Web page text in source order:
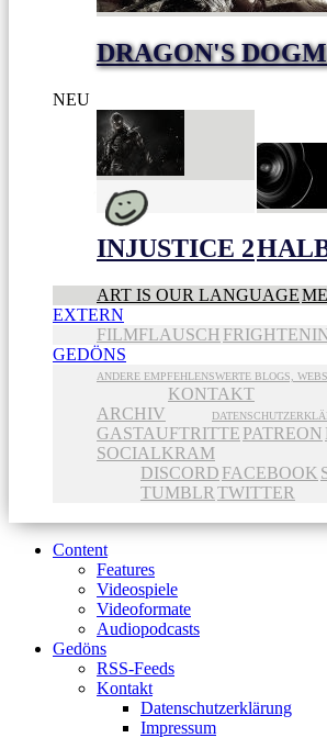
DRAGON'S
NEU
INJUSTICE 2
ART IS OUR LANGUAGE
EXTERN
FILMFLAUSCH
GEDÖNS
ANDERE EMPFEHLENSWERTE BLOGS,
ARCHIV
KONTAKT
GASTAUFTRITTE PATREON
SOCIALKRAM
DISCORD FACEBOOK
TUMBLR TWITTER
Content
Features
Videospiele
Videoformate
Audiopodcasts
Gedöns
RSS-Feeds
Kontakt
Datenschutzerklärung
Impressum